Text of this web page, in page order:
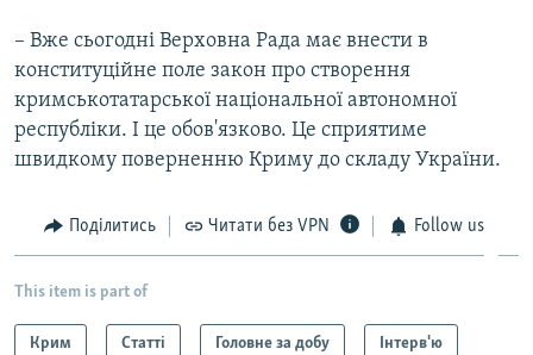
– Вже сьогодні Верховна Рада має внести в
конституційне поле закон про створення
кримськотатарської національної автономної
республіки. І це обов'язково. Це сприятиме
швидкому поверненню Криму до складу України.
Поділитись Читати без VPN Follow us
This item is part of
Крим Статті Головне за добу Інтерв'ю